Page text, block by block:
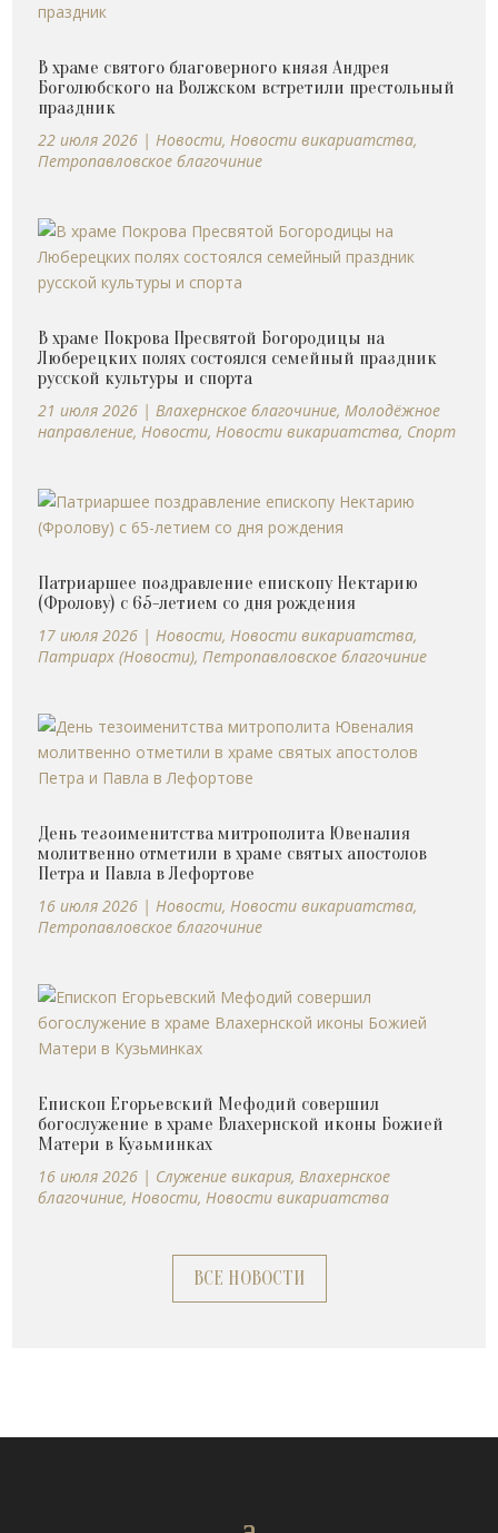
В храме святого благоверного князя Андрея
Боголюбского на Волжском встретили престольный
праздник
22 июля 2026 |Новости,Новости викариатства,
Петропавловское благочиние
В храме Покрова Пресвятой Богородицы на
Люберецких полях состоялся семейный праздник
русской культуры и спорта
21 июля 2026 |Влахернское благочиние,Молодёжное
направление,Новости,Новости викариатства, Спорт
Патриаршее поздравление епископу Нектарию
(Фролову) с 65-летием со дня рождения
17 июля 2026 |Новости,Новости викариатства,
Патриарх (Новости),Петропавловское благочиние
День тезоименитства митрополита Ювеналия
молитвенно отметили в храме святых апостолов
Петра и Павла в Лефортове
16 июля 2026 |Новости,Новости викариатства,
Петропавловское благочиние
Епископ Егорьевский Мефодий совершил
богослужение в храме Влахернской иконы Божией
Матери в Кузьминках
16 июля 2026 | Cлужение викария,Влахернское
благочиние,Новости,Новости викариатства
ВСЕ НОВОСТИ